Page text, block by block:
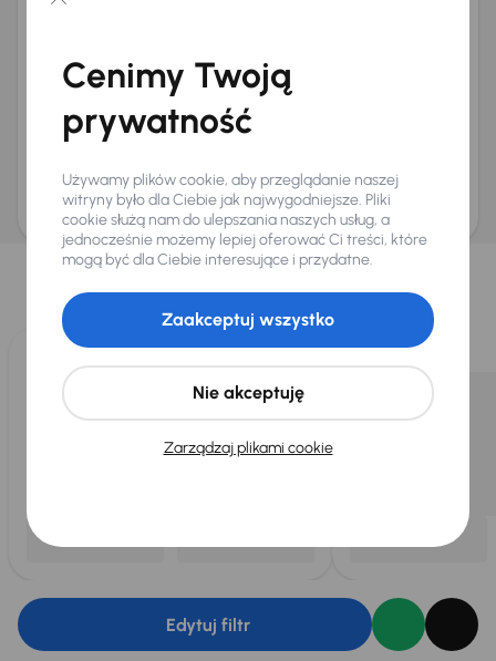
Na numer telefonu (opcjonalnie)
Wyślij zapytanie
ani zagwarantowaną dostępnością pojazdu. AURES Holdings a.s., z siedzibą
Dopraváků 874/15, Čimice, 184 00 Praga 8, będzie przechowywać i przetwarzać
Twoje dane osobowe zgodnie z zasadami ochrony i przetwarzaniadanych
osobowych
Wybraliśmy dla Ciebie
Wybieramy dla Ciebienajlepsze pojazdyz naszej oferty. Kupimy
dla Ciebiedo 400 pojazdówkażdego dnia.
Edytuj filtr
Cenimy Twoją
prywatność
Używamy plików cookie, aby przeglądanie naszej
witryny było dla Ciebie jak najwygodniejsze. Pliki
cookie służą nam do ulepszania naszych usług, a
jednocześnie możemy lepiej oferować Ci treści, które
mogą być dla Ciebie interesujące i przydatne.
Zarządzaj plikami cookie
Nie akceptuję
Zaakceptuj wszystko